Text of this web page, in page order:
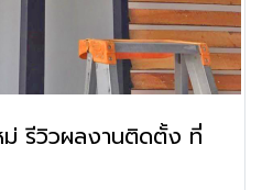
รีวิวผลงานติดตั้ง ที่